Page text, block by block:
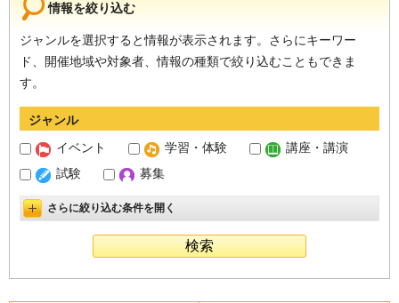
情報を絞り込む
ジャンルを選択すると情報が表示されます。さらにキーワー
ド、開催地域や対象者、情報の種類で絞り込むこともできま
す。
ジャンル
イベント
学習・体験
講座・講演
試験
募集
詳細設定を開く
さらに絞り込む条件を開く